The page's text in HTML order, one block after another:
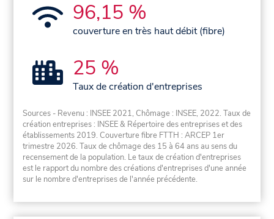
96,15 %
couverture en très haut débit (fibre)
25 %
Taux de création d'entreprises
Sources - Revenu : INSEE 2021, Chômage : INSEE, 2022. Taux de
création entreprises : INSEE & Répertoire des entreprises et des
établissements 2019. Couverture fibre FTTH : ARCEP 1er
trimestre 2026. Taux de chômage des 15 à 64 ans au sens du
recensement de la population. Le taux de création d'entreprises
est le rapport du nombre des créations d'entreprises d'une année
sur le nombre d'entreprises de l'année précédente.